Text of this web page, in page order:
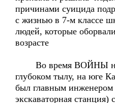
причинами суицида
с жизнью в 7-м классе
людей, которые
возрасте
Во время ВОЙНЫ
глубоком тылу, на юге
был главным
экскаваторная